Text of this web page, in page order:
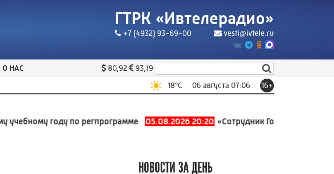
ГТРК «Ивтелерадио»
+7 (4932) 93-69-00 vesti@ivtele.ru
О НАС 80,92
93,19
18°C 06 августа 07:06 16+
году по регпрограмме 05.08.2026 20:20 «Сотрудник Госуслуг» обманул
НОВОСТИ ЗА ДЕНЬ